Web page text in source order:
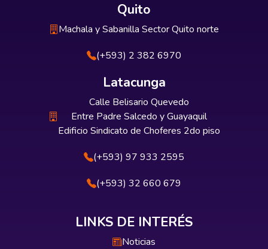
Quito
Machala y Sabanilla Sector Quito norte
(+593) 2 382 6970
Latacunga
Calle Belisario Quevedo
Entre Padre Salcedo y Guayaquil
Edificio Sindicato de Choferes 2do piso
(+593) 97 933 2595
(+593) 32 660 679
LINKS DE INTERÉS
Noticias